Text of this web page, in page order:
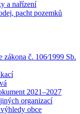
a nařízení
pacht pozemků
č. 106⁄1999 Sb.
2021–2027
organizací
obce